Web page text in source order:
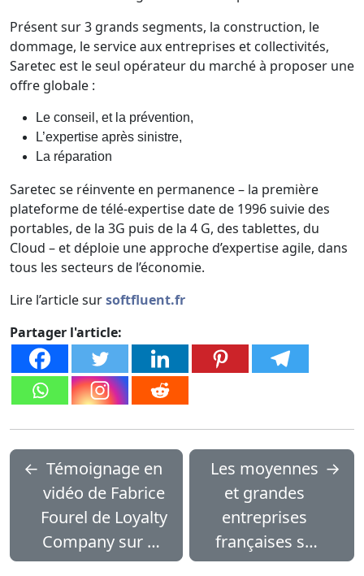
Présent sur 3 grands segments, la construction, le
dommage, le service aux entreprises et collectivités,
Saretec est le seul opérateur du marché à proposer une
offre globale :
Le conseil, et la prévention,
L’expertise après sinistre,
La réparation
Saretec se réinvente en permanence – la première
plateforme de télé-expertise date de 1996 suivie des
portables, de la 3G puis de la 4 G, des tablettes, du
Cloud – et déploie une approche d’expertise agile, dans
tous les secteurs de l’économie.
Lire l’article sursoftfluent.fr
Partager l'article:
← Témoignage en
vidéo de Fabrice
Fourel de Loyalty
Company sur un
projet avec FUZE
Les moyennes
et grandes
entreprises
françaises se
tournent en
→